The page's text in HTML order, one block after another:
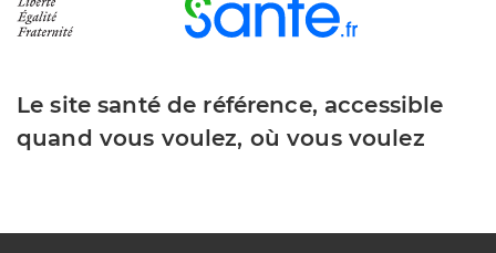
Le site santé de référence, accessible
quand vous voulez, où vous voulez